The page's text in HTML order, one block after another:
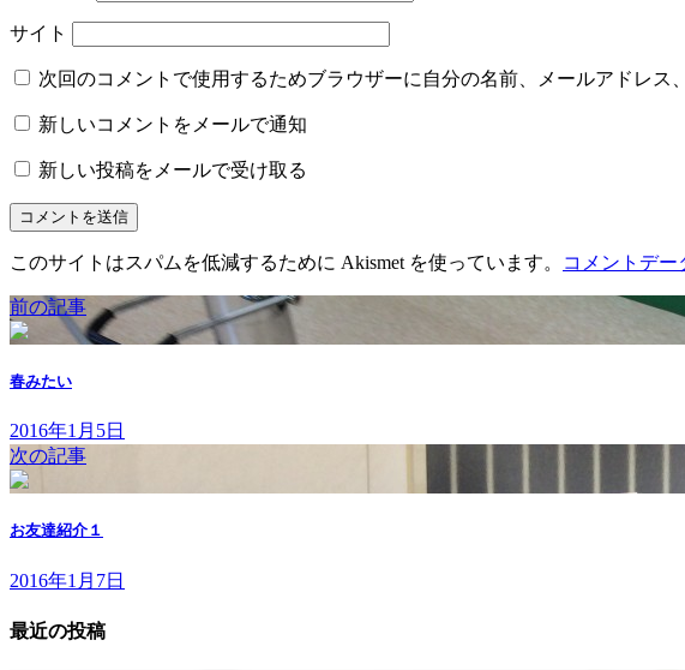
サイト
次回のコメントで使用するためブラウザーに自分の名前、メールアドレス
新しいコメントをメールで通知
新しい投稿をメールで受け取る
このサイトはスパムを低減するために Akismet を使っています。 コメントデ
前の記事
春みたい
2016年1月5日
次の記事
お友達紹介１
2016年1月7日
最近の投稿